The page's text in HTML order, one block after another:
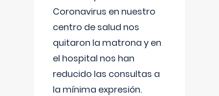
Coronavirus en nuestro
centro de salud nos
quitaron la matrona y en
el hospital nos han
reducido las consultas a
la mínima expresión.